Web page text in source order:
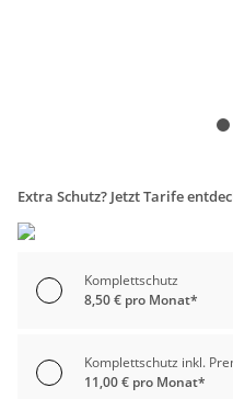
Extra Schutz? Jetzt Tarife
Komplettschutz
8,50 € pro Monat*
Komplettschutz inkl.
11,00 € pro Monat*